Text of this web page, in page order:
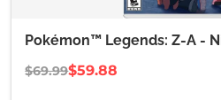
Pokémon™ Legends: Z-A -
$69.99$59.88